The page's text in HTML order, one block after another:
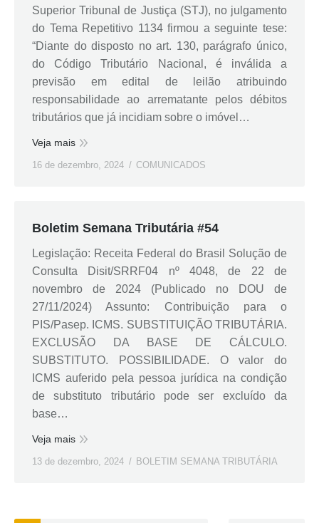
Superior Tribunal de Justiça (STJ), no julgamento
do Tema Repetitivo 1134 firmou a seguinte tese:
“Diante do disposto no art. 130, parágrafo único,
do Código Tributário Nacional, é inválida a
previsão em edital de leilão atribuindo
responsabilidade ao arrematante pelos débitos
tributários que já incidiam sobre o imóvel…
Veja mais
16 de dezembro, 2024 COMUNICADOS
Boletim Semana Tributária #54
Legislação: Receita Federal do Brasil Solução de
Consulta Disit/SRRF04 nº 4048, de 22 de
novembro de 2024 (Publicado no DOU de
27/11/2024) Assunto: Contribuição para o
PIS/Pasep. ICMS. SUBSTITUIÇÃO TRIBUTÁRIA.
EXCLUSÃO DA BASE DE CÁLCULO.
SUBSTITUTO. POSSIBILIDADE. O valor do
ICMS auferido pela pessoa jurídica na condição
de substituto tributário pode ser excluído da
base…
Veja mais
13 de dezembro, 2024 BOLETIM SEMANA TRIBUTÁRIA